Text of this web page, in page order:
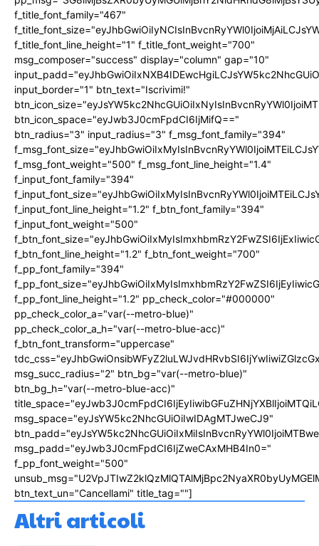
f_title_font_family="467"
f_title_font_line_height="1" f_title_font_weight="700"
msg_composer="success" display="column" gap="10"
input_border="1" btn_text="Iscrivimi!"
btn_icon_space="eyJwb3J0cmFpdCI6IjMifQ=="
btn_radius="3" input_radius="3" f_msg_font_family="394"
f_msg_font_weight="500" f_msg_font_line_height="1.4"
f_input_font_family="394"
f_input_font_line_height="1.2" f_btn_font_family="394"
f_input_font_weight="500"
f_btn_font_line_height="1.2" f_btn_font_weight="700"
f_pp_font_family="394"
f_pp_font_line_height="1.2" pp_check_color="#000000"
pp_check_color_a="var(--metro-blue)"
pp_check_color_a_h="var(--metro-blue-acc)"
f_btn_font_transform="uppercase"
msg_succ_radius="2" btn_bg="var(--metro-blue)"
btn_bg_h="var(--metro-blue-acc)"
msg_space="eyJsYW5kc2NhcGUiOiIwIDAgMTJweCJ9"
msg_padd="eyJwb3J0cmFpdCI6IjZweCAxMHB4In0="
f_pp_font_weight="500"
btn_text_un="Cancellami" title_tag=""]
Altri articoli